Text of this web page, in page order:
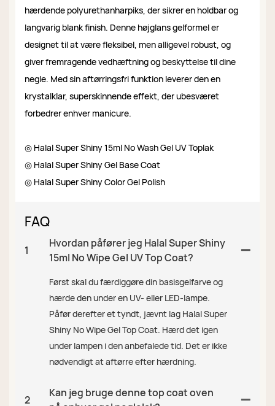
hærdende polyurethanharpiks, der sikrer en holdbar og
langvarig blank finish. Denne højglans gelformel er
designet til at være fleksibel, men alligevel robust, og
giver fremragende vedhæftning og beskyttelse til dine
negle. Med sin aftørringsfri funktion leverer den en
krystalklar, superskinnende effekt, der ubesværet
forbedrer enhver manicure.
◎ Halal Super Shiny 15ml No Wash Gel UV Toplak
◎ Halal Super Shiny Gel Base Coat
◎ Halal Super Shiny Color Gel Polish
FAQ
1
Hvordan påfører jeg Halal Super Shiny
15ml No Wipe Gel UV Top Coat?
Først skal du færdiggøre din basisgelfarve og
hærde den under en UV- eller LED-lampe.
Påfør derefter et tyndt, jævnt lag Halal Super
Shiny No Wipe Gel Top Coat. Hærd det igen
under lampen i den anbefalede tid. Det er ikke
nødvendigt at aftørre efter hærdning.
2
Kan jeg bruge denne top coat oven